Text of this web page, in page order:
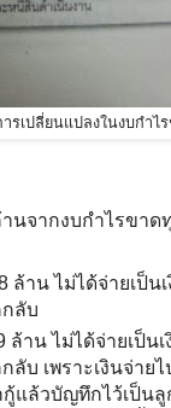
รเปลี่ยนแปลงในงบกำไ
นจากงบกำไรขาด
ล้าน ไม่ได้จ่ายเป็น
กลับ
ล้าน ไม่ได้จ่ายเป็น
ลับ เพราะเงินจ่าย
กู้แล้วบัญทึกไว้เป็น